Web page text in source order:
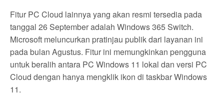
Fitur PC Cloud lainnya yang akan resmi tersedia pada
tanggal 26 September adalah Windows 365 Switch.
Microsoft meluncurkan pratinjau publik dari layanan ini
pada bulan Agustus. Fitur ini memungkinkan pengguna
untuk beralih antara PC Windows 11 lokal dan versi PC
Cloud dengan hanya mengklik ikon di taskbar Windows
11.